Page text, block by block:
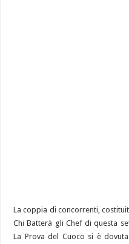
La coppia di concorrenti,
Chi Batterà gli Chef di questa
La Prova del Cuoco si è